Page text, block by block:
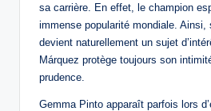
sa carrière. En effet, le champion
immense popularité mondiale.
devient naturellement un sujet
Márquez protège toujours son
prudence.
Gemma Pinto apparaît parfois lors